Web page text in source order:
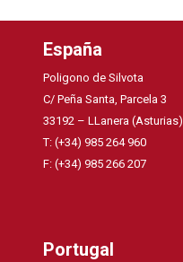
España
Poligono de Silvota
C/ Peña Santa, Parcela 3
33192 – LLanera
T: (+34) 985 264 960
F: (+34) 985 266 207
Portugal